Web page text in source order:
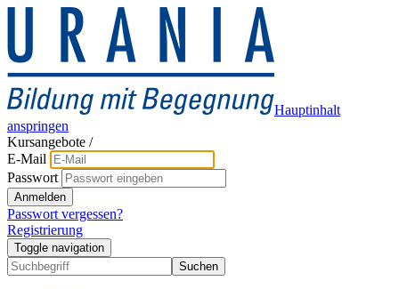
Hauptinhalt
anspringen
Kursangebote /
E-Mail
Passwort
Anmelden
Passwort vergessen?
Registrierung
Toggle navigation
Suchen